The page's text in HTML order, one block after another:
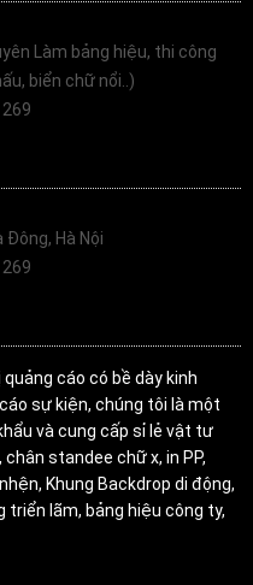
Làm bảng hiệu, thi công
biển chữ nổi..)
Đông, Hà Nội
cáo có bề dày kinh
sự kiện, chúng tôi là một
và cung cấp sỉ lẻ vật tư
standee chữ x, in PP,
Khung Backdrop di động,
triển lãm, bảng hiệu công ty,